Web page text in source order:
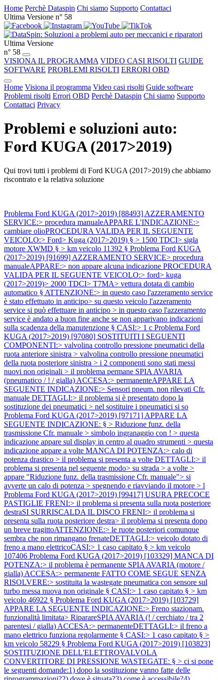
Home Perchè Dataspin Chi siamo Supporto Contattaci
Ultima Versione n° 58
Ultima Versione
n° 58
VISIONA IL PROGRAMMA VIDEO CASI RISOLTI GUIDE
SOFTWARE PROBLEMI RISOLTI ERRORI OBD
Home Visiona il programma Video casi risolti Guide software
Problemi risolti Errori OBD Perchè Dataspin Chi siamo Supporto
Contattaci Privacy
Problemi e soluzioni auto:
Ford KUGA (2017>2019)
Qui trovi tutti i problemi di Ford KUGA (2017>2019) che abbiamo
riscontrato e la relativa soluzione
Problema Ford KUGA (2017>2019) [88493] AZZERAMENTO
SERVICE:> procedura manualeAPPARE L'INDICAZIONE:>
cambiare olioPROCEDURA VALIDA PER IL SEGUENTE
VEICOLO:> Ford> Kuga (2017>2019) § > 1500 TDCI> sigla
motore XWMD § > km veicolo 11392 § Problema Ford KUGA
(2017>2019) [91699] AZZERAMENTO SERVICE> procedura
manualeAPPARE:> non appare alcuna indicazione PROCEDURA
VALIDA PER IL SEGUENTE VEICOLO:> ford> kuga
(2017>2019)> 2000 TDCI> T7MA> vettura dotata di cambio
automatico § ATTENZIONE:> in questo caso l'azzeramento service
è stato effettuato in anticipo> su questo veicolo l'azzeramento
service si può effettuare in anticipo > in questo caso l'azzeramento
service è andato a buon fine anche se non apparivano indicazioni
sulla scadenza della manutenzione § CASI:> 1 c Problema Ford
KUGA (2017>2019) [97080] SOSTITUITI I SEGUENTI
COMPONENTI:> valvolina controllo pressione pneumatici della
ruota anteriore sinistra > valvolina controllo pressione pneumatici
della ruota posteriore sinistra > i 2 componenti sono stati messi
nuovi non originali > il problema permane SPIA AVARIA
(pneumatico / ! / gialla) ACCESA:> permanenteAPPARE LA
SEGUENTE INDICAZIONE:> Sensori pneum. non rilevati Cfr.
manuale DETTAGLI:> il problema si è presentato dopo la
sostituzione dei pneumatici > nel sostituire i pneumatici si so
Problema Ford KUGA (2017>2019) [97171] APPARE LA
SEGUENTE INDICAZIONE: § > Riduzione funz. della
trasmissione Cfr. manuale > simbolo ingranaggio con ! > questa
indicazione appare sul display in centro al quadro strumenti > questa
indicazione appare a volte MANCA DI POTENZA:> calo di
potenza drastico > il problema si presenta a volte DETTAGLI:> il
problema si presenta nel seguente modo> su strada > a volte >
appare "Riduzione funz. della trasmissione Cfr. manuale"> si
avverte un calo di potenza > spegnendo e riavviando il motore > l
Problema Ford KUGA (2017>2019) [99417] USURA PRECOCE
PASTIGLIE FRENI:> il problema si presenta sulla ruota posteriore
destraSI SURRISCALDA IL DISCO FRENI:> il problema si
presenta sulla ruota posteriore destra> il problema si presenta dopo
un breve tragittoATTENZIONE:> le ruote posteriori comunque
sembra che non rimangano frenateDETTAGLI:> veicolo dotato di
freno a mano elettricoCASI:> 1 caso capitato § > km veicolo
107406 Problema Ford KUGA (2017>2019) [103329] MANCA DI
POTENZA:> il problema è permanente SPIA AVARIA (motore /
gialla) ACCESA:> permanente FATTO COME SEGUE SENZA
RISOLVERE:> sostituita la wastegate pneumatica con sensore sul
turbo messa nuova non originale § CASI:> 1 caso capitato § > km
veicolo 46922 § Problema Ford KUGA (2017>2019) [103729]
APPARE LA SEGUENTE INDICAZIONE:> Freno stazionam.
funzionalità limitata> RiparareSPIA AVARIA (! / cerchiato / tra 2
parentesi / gialla) ACCESA:> permanenteDETTAGLI:> il freno a
mano elettrico funziona regolarmente § CASI:> 1 caso capitato § >
km veicolo 58229 § Problema Ford KUGA (2017>2019) [103823]
SOSTITUZIONE DELL'ELETTROVALVOLA
CONVERTITORE DI PRESSIONE WASTEGATE: § > ci si pone
le seguenti domande:1) dopo la sostituzione vanno fatte delle